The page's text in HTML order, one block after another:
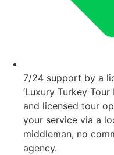
7/24 support by a
‘Luxury Turkey
and licensed tour
your service via a
middleman, no
agency.